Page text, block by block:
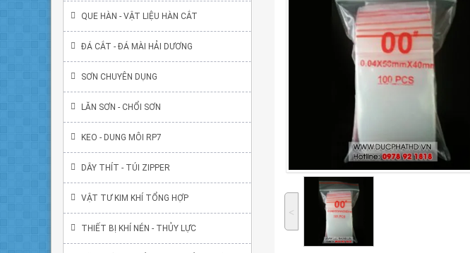
˂
QUE HÀN - VẬT LIỆU HÀN CẮT
ĐÁ CẮT - ĐÁ MÀI HẢI DƯƠNG
SƠN CHUYÊN DỤNG
LĂN SƠN - CHỔI SƠN
KEO - DUNG MÔI RP7
DÂY THÍT - TÚI ZIPPER
VẬT TƯ KIM KHÍ TỔNG HỢP
THIẾT BỊ KHÍ NÉN - THỦY LỰC